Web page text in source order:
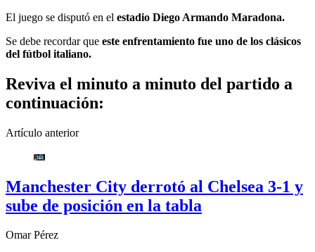
El juego se disputó en el estadio Diego Armando Maradona.
Se debe recordar que este enfrentamiento fue uno de los clásicos
del fútbol italiano.
Reviva el minuto a minuto del partido a
continuación:
Artículo anterior
Manchester City derrotó al Chelsea 3-1 y
sube de posición en la tabla
Omar Pérez